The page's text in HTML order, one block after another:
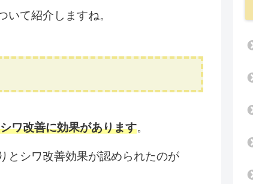
て紹介しますね。
シワ改善に効果があります。
とシワ改善効果が認められたのが